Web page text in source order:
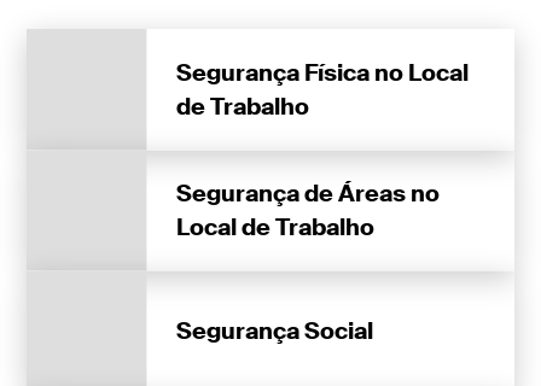
Segurança Física no Local
de Trabalho
Segurança de Áreas no
Local de Trabalho
Segurança Social